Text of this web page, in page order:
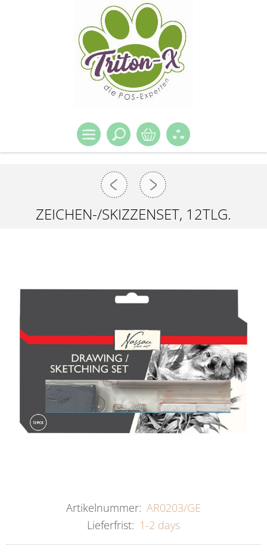
ZEICHEN-/SKIZZENSET, 12TLG.
Artikelnummer: AR0203/GE
Lieferfrist: 1-2 days